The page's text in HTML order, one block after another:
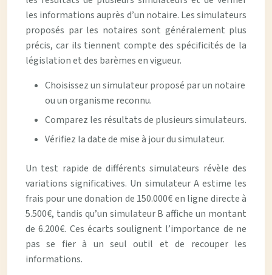
les informations auprès d’un notaire. Les simulateurs
proposés par les notaires sont généralement plus
précis, car ils tiennent compte des spécificités de la
législation et des barèmes en vigueur.
Choisissez un simulateur proposé par un notaire
ou un organisme reconnu.
Comparez les résultats de plusieurs simulateurs.
Vérifiez la date de mise à jour du simulateur.
Un test rapide de différents simulateurs révèle des
variations significatives. Un simulateur A estime les
frais pour une donation de 150.000€ en ligne directe à
5.500€, tandis qu’un simulateur B affiche un montant
de 6.200€. Ces écarts soulignent l’importance de ne
pas se fier à un seul outil et de recouper les
informations.